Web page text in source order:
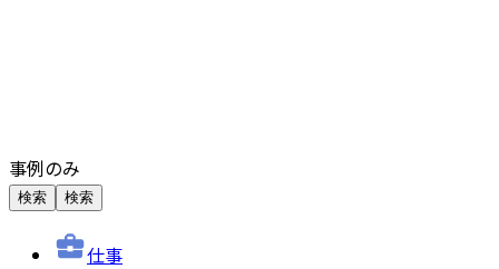
事例のみ
検索 検索
仕事